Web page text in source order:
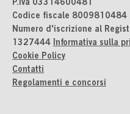
P.Iva 03314600481
Codice fiscale 8009810484
Numero d'iscrizione al
1327444 Informativa sulla
Cookie Policy
Contatti
Regolamenti e concorsi